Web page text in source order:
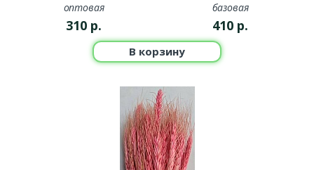
оптовая
310 р.
базовая
410 р.
В корзину